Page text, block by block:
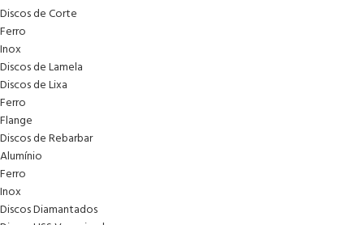
Discos de Corte
Ferro
Inox
Discos de Lamela
Discos de Lixa
Ferro
Flange
Discos de Rebarbar
Alumínio
Ferro
Inox
Discos Diamantados